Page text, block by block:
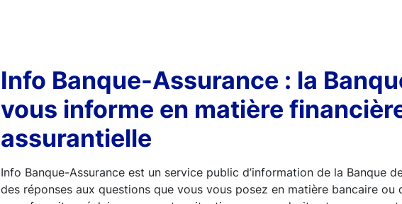
Info Banque-Assurance : la
vous informe en matière
assurantielle
Info Banque-Assurance est un service public d’information de la Banque
des réponses aux questions que vous vous posez en matière bancaire ou